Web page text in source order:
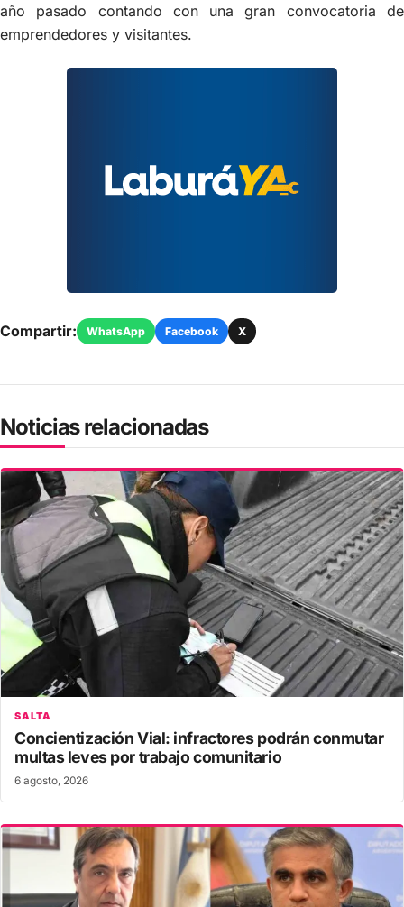
año pasado contando con una gran convocatoria de
emprendedores y visitantes.
Compartir: WhatsApp Facebook X
Noticias relacionadas
SALTA
Concientización Vial: infractores podrán conmutar
multas leves por trabajo comunitario
6 agosto, 2026